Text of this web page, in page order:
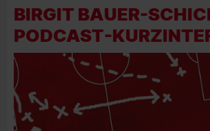
BIRGIT BAUER-
PODCAST-